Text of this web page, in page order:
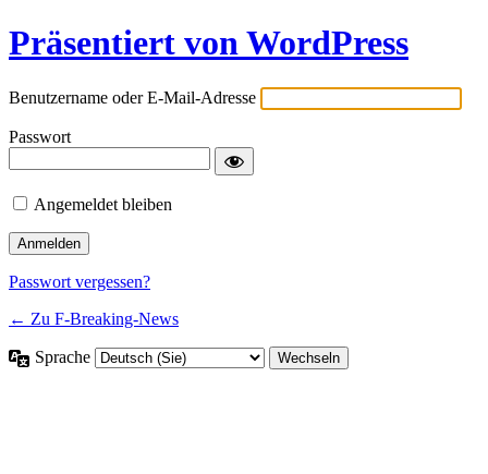
Präsentiert von WordPress
Benutzername oder E-Mail-Adresse
Passwort
Angemeldet bleiben
Passwort vergessen?
← Zu F-Breaking-News
Sprache